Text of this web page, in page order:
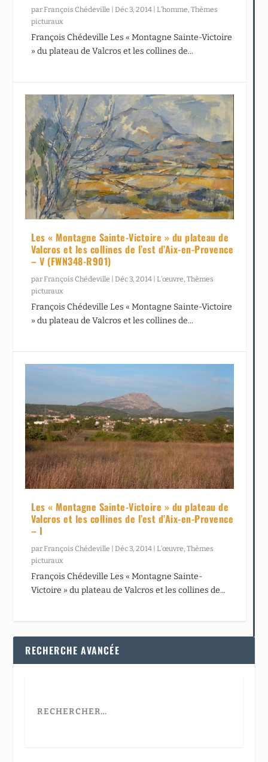
parFrançois Chédeville |Déc 3, 2014 |L’homme,Thèmes
picturaux
François Chédeville Les « Montagne Sainte-Victoire
» du plateau de Valcros et les collines de...
Les « Montagne Sainte-Victoire » du plateau de
Valcros et les collines de l’est d’Aix-en-Provence
– V (FWN348-R901)
parFrançois Chédeville |Déc 3, 2014 |L’œuvre,Thèmes
picturaux
François Chédeville Les « Montagne Sainte-Victoire
» du plateau de Valcros et les collines de...
Les « Montagne Sainte-Victoire » du plateau de
Valcros et les collines de l’est d’Aix-en-Provence
– I
parFrançois Chédeville |Déc 3, 2014 |L’œuvre,Thèmes
picturaux
François Chédeville Les « Montagne Sainte-
Victoire » du plateau de Valcros et les collines de...
RECHERCHE AVANCÉE